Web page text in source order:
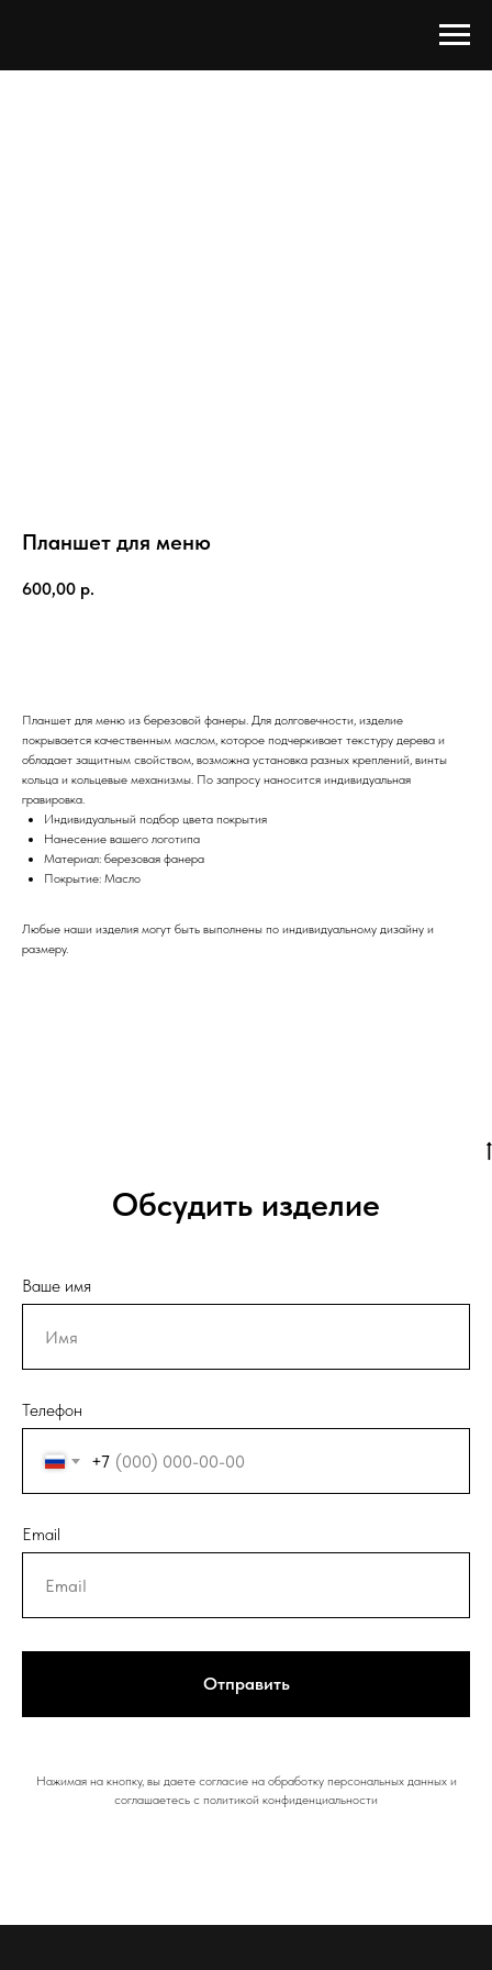
Планшет для меню
600,00 р.
Планшет для меню из березовой фанеры. Для долговечности, изделие
покрывается качественным маслом, которое подчеркивает текстуру дерева и
обладает защитным свойством, возможна установка разных креплений, винты
кольца и кольцевые механизмы. По запросу наносится индивидуальная
гравировка.
Индивидуальный подбор цвета покрытия
Нанесение вашего логотипа
Материал: березовая фанера
Покрытие: Масло
Любые наши изделия могут быть выполнены по индивидуальному дизайну и
размеру.
Обсудить изделие
Ваше имя
Телефон
+7
Email
Отправить
Нажимая на кнопку, вы даете согласие на обработку персональных данных и
соглашаетесь c политикой конфиденциальности